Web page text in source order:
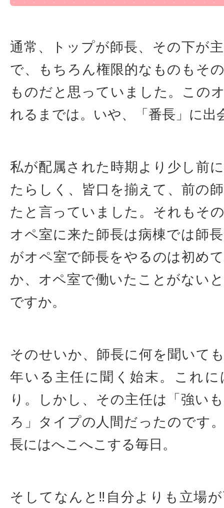
通常、トップが師長、その下が
で、もちろん権限的なものもそ
ものだと思っていました。この
れるまでは。いや、「番長」に出
私が配属された時期より少し前
たらしく、皆口を揃えて、前の
たと言っていました。それもそ
オペ室に来た師長は病棟では師
がオペ室で師長をやるのは初め
か、オペ室で働いたことがない
ですか。
そのせいか、師長に何を聞いて
年いる主任に聞く始末。これ
り。しかし、その主任は「強い
ろ」タイプの人間だったのです
長にはへこへこする毎日。
そしてなんと‼︎自分よりも立場